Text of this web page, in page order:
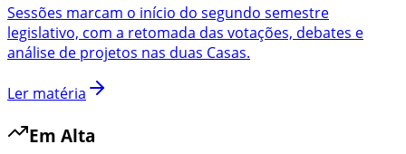
Sessões marcam o início do segundo semestre
legislativo, com a retomada das votações, debates e
análise de projetos nas duas Casas.
Ler matéria
Em Alta